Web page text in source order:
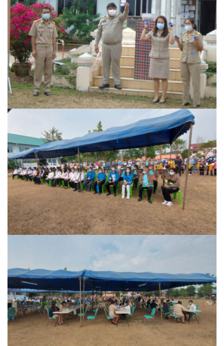
C View Home
Deply
Go Hight ‘O Village
HOMU Villa
Montha Residence
กรีนฮิลล์รีสอร์ท
ก๋างโต้งคอฟฟี่รีสอร์ท
ชมพูภูคารีสอร์ท
ต้นแหลงโฮมสเตย์
ตูบฮิมโต้งโฮมสเตย์
นะลาวิวรีสอร์ท
นาต้นบัวโฮมสเตย์
น่านปัว รีสอร์ท